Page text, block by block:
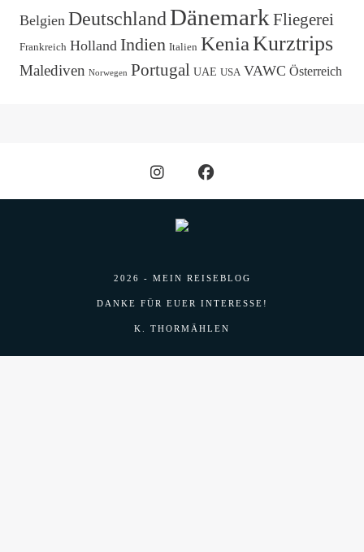
Belgien DeutschlandDänemark Fliegerei
Frankreich Holland Indien Italien KeniaKurztrips
Malediven Norwegen Portugal UAE USA VAWC Österreich
2026 - MEIN REISEBLOG
DANKE FÜR EUER INTERESSE!
K. THORMÄHLEN